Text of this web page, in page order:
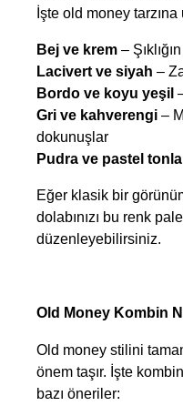
İşte old money
Bej ve krem –
Lacivert ve siyah –
Bordo ve koyu yeşil
Gri ve kahverengi –
dokunuşlar
Pudra ve pastel
Eğer klasik bir
dolabınızı bu renk
düzenleyebilirsiniz.
Old Money Kombin
Old money stilini
önem taşır. İşte
bazı öneriler: